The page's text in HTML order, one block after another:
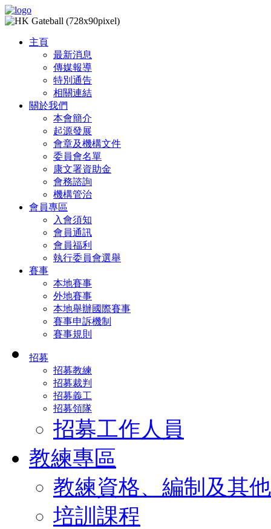
主頁
最新消息
傳媒報導
特別通告
相關連結
關於我們
本會簡介
起源發展
會章及機構文件
委員會名單
康文署資助金
會務諮詢
機構管治
會員專區
入會須知
會員通訊
會員福利
執行委員會選舉
賽事
本地賽事
外地賽事
本地舉辦國際賽事
賽事申訴機制
賽事規則
招募
招募教練
招募裁判
招募義工
招募領隊
招募工作人員
教練專區
教練資格、編制及其
培訓課程